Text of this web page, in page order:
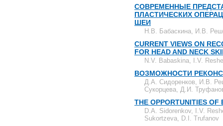
СОВРЕМЕННЫЕ
ПЛАСТИЧЕСКИХ
ШЕИ
Н.В. Бабаскина, И.В.
CURRENT VIEWS ON
FOR HEAD AND NECK
N.V. Babaskina, I.V.
ВОЗМОЖНОСТИ
Д.А. Сидоренков, И.В.
Сукорцева, Д.И.
THE OPPORTUNITIES OF
D.A. Sidorenkov, I.V.
Sukortzeva, D.I. Trufanov